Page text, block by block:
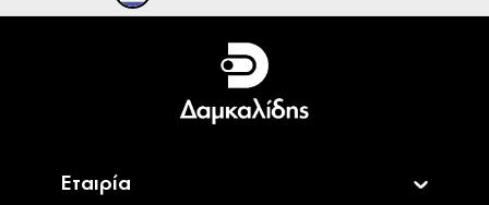
Ελληνικά
English
Εταιρία